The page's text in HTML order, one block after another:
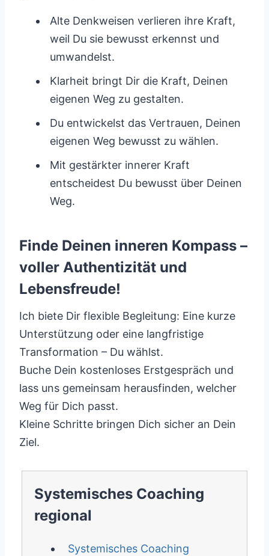
Alte Denkweisen verlieren ihre Kraft,
weil Du sie bewusst erkennst und
umwandelst.
Klarheit bringt Dir die Kraft, Deinen
eigenen Weg zu gestalten.
Du entwickelst das Vertrauen, Deinen
eigenen Weg bewusst zu wählen.
Mit gestärkter innerer Kraft
entscheidest Du bewusst über Deinen
Weg.
Finde Deinen inneren Kompass –
voller Authentizität und
Lebensfreude!
Ich biete Dir flexible Begleitung: Eine kurze
Unterstützung oder eine langfristige
Transformation – Du wählst.
Buche Dein kostenloses Erstgespräch und
lass uns gemeinsam herausfinden, welcher
Weg für Dich passt.
Kleine Schritte bringen Dich sicher an Dein
Ziel.
Systemisches Coaching
regional
Systemisches Coaching